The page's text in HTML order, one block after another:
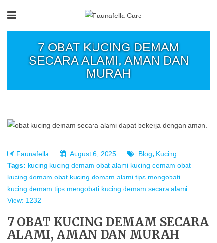
7 OBAT KUCING DEMAM
SECARA ALAMI, AMAN DAN
MURAH
Faunafella August 6, 2025 Blog, Kucing
Tags: kucing kucing demam obat alami kucing demam obat
kucing demam obat kucing demam alami tips mengobati
kucing demam tips mengobati kucing demam secara alami
View: 1232
7 OBAT KUCING DEMAM SECARA
ALAMI, AMAN DAN MURAH